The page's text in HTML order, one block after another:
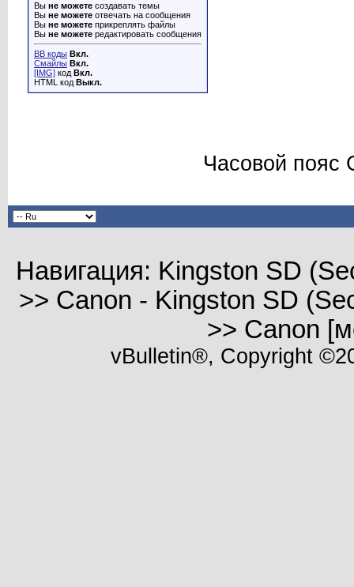
Вы не можете создавать темы
Вы не можете отвечать на сообщения
Вы не можете прикреплять файлы
Вы не можете редактировать сообщения
BB коды Вкл.
Смайлы Вкл.
[IMG] код Вкл.
HTML код Выкл.
Часовой пояс
Навигация: Kingston SD
>> Canon - Kingston SD
>> Canon
vBulletin®, Copyright